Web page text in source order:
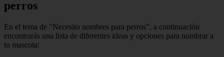
perros
En el tema de "Necesito nombres para perros", a continuación
encontrarás una lista de diferentes ideas y opciones para nombrar a
tu mascota: